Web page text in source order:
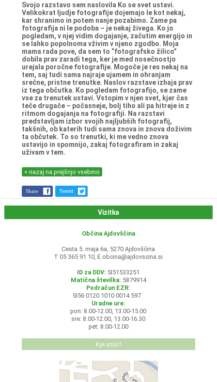
Svojo razstavo sem naslovila Ko se svet ustavi.
Velikokrat ljudje fotografije dojemajo le kot nekaj,
kar shranimo in potem nanje pozabimo. Zame pa
fotografija ni le podoba – je nekaj živega. Ko jo
pogledam, v njej vidim dogajanje, začutim energijo in
se lahko popolnoma vživim v njeno zgodbo. Moja
mama rada pove, da sem to “fotografsko žilico”
dobila prav zaradi tega, ker je med nosečnostjo
urejala poročne fotografije. Mogoče je res nekaj na
tem, saj tudi sama najraje ujamem in ohranjam
srečne, pristne trenutke. Naslov razstave izhaja prav
iz tega občutka. Ko pogledam fotografijo, se zame
vse za trenutek ustavi. Vstopim v njen svet, kjer čas
teče drugače – počasneje, bolj tiho ali pa hitreje in z
ritmom dogajanja na fotografiji. Na razstavi
predstavljam izbor svojih najljubših fotografij,
takšnih, ob katerih tudi sama znova in znova doživim
ta občutek. To so trenutki, ki me vedno znova
ustavijo in spomnijo, zakaj fotografiram in zakaj
uživam v tem.
< nazaj na prejšnjo vsebino
Share Tweet
Vizitka
Občina Ajdovščina
Cesta 5. maja 6a, 5270 Ajdovščina
T 05 365 91 10, E obcina@ajdovscina.si
ID za DDV: SI51533251
Matična številka: 5879914
Podračun EZR:
SI56 0120 1010 0014 597
Uradne ure:
pon: 8.00-12.00, 13.00-15.00
sre: 8.00-12.00, 13.00-16.30
pet: 8.00-12.00
Kje smo?